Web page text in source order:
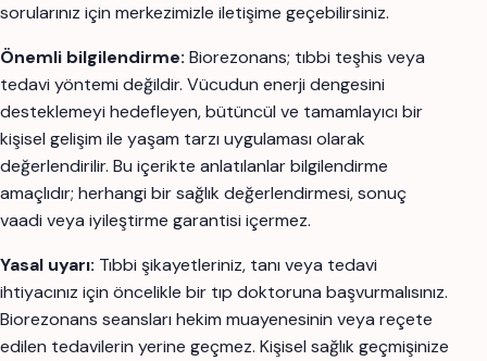
sorularınız için merkezimizle iletişime geçebilirsiniz.
Önemli bilgilendirme: Biorezonans; tıbbi teşhis veya
tedavi yöntemi değildir. Vücudun enerji dengesini
desteklemeyi hedefleyen, bütüncül ve tamamlayıcı bir
kişisel gelişim ile yaşam tarzı uygulaması olarak
değerlendirilir. Bu içerikte anlatılanlar bilgilendirme
amaçlıdır; herhangi bir sağlık değerlendirmesi, sonuç
vaadi veya iyileştirme garantisi içermez.
Yasal uyarı: Tıbbi şikayetleriniz, tanı veya tedavi
ihtiyacınız için öncelikle bir tıp doktoruna başvurmalısınız.
Biorezonans seansları hekim muayenesinin veya reçete
edilen tedavilerin yerine geçmez. Kişisel sağlık geçmişinize